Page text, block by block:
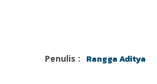
Penulis : Rangga Aditya